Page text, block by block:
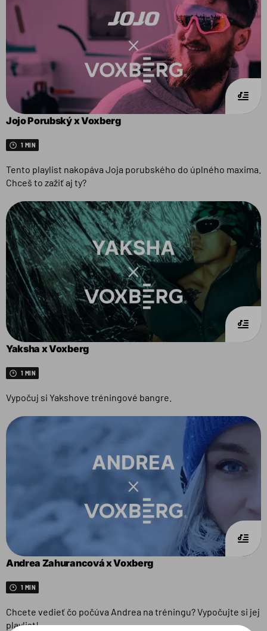
Jojo Porubský x Voxberg
1 MIN
Tento playlist nakopáva Joja porubského do úplného maxima.
Chceš to zažiť aj ty?
Yaksha x Voxberg
1 MIN
Vypočuj si Yakshove tréningové bangre.
Andrea Zahurancová x Voxberg
1 MIN
Chcete vedieť čo počúva Andrea na tréningu? Vypočujte si jej
playlist!